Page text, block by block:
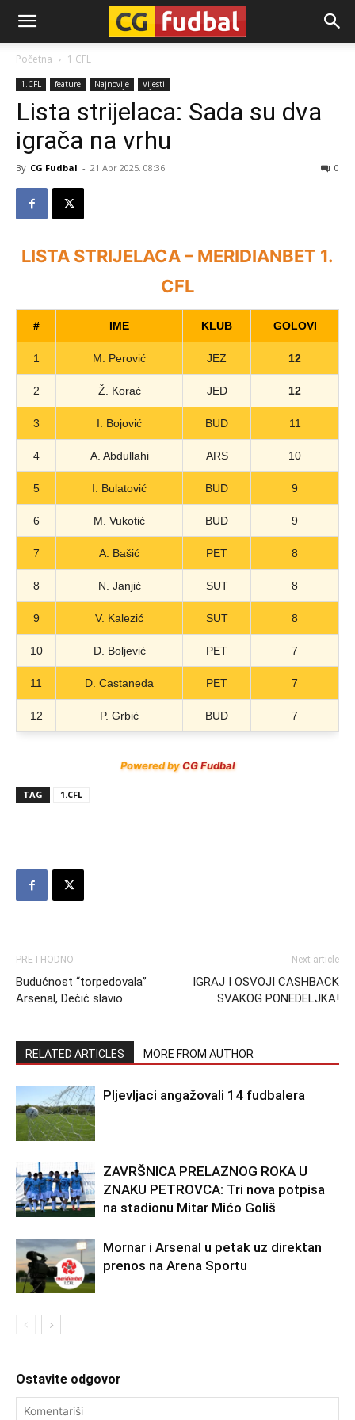
CG-
Fudbal
Početna 1.CFL
1.CFL feature Najnovije Vijesti
Lista strijelaca: Sada su dva
igrača na vrhu
By CG Fudbal - 21 Apr 2025. 08:36 0
LISTA STRIJELACA – MERIDIANBET 1.
CFL
# IME KLUB GOLOVI
1 M. Perović JEZ 12
2 Ž. Korać JED 12
3 I. Bojović BUD 11
4 A. Abdullahi ARS 10
5 I. Bulatović BUD 9
6 M. Vukotić BUD 9
7 A. Bašić PET 8
8 N. Janjić SUT 8
9 V. Kalezić SUT 8
10 D. Boljević PET 7
11 D. Castaneda PET 7
12 P. Grbić BUD 7
Powered byCG Fudbal
TAG 1.CFL
PRETHODNO
Budućnost “torpedovala”
Arsenal, Dečić slavio
Next article
IGRAJ I OSVOJI CASHBACK
SVAKOG PONEDELJKA!
RELATED ARTICLES MORE FROM AUTHOR
Pljevljaci angažovali 14 fudbalera
ZAVRŠNICA PRELAZNOG ROKA U
ZNAKU PETROVCA: Tri nova potpisa
na stadionu Mitar Mićo Goliš
Mornar i Arsenal u petak uz direktan
prenos na Arena Sportu
Ostavite odgovor